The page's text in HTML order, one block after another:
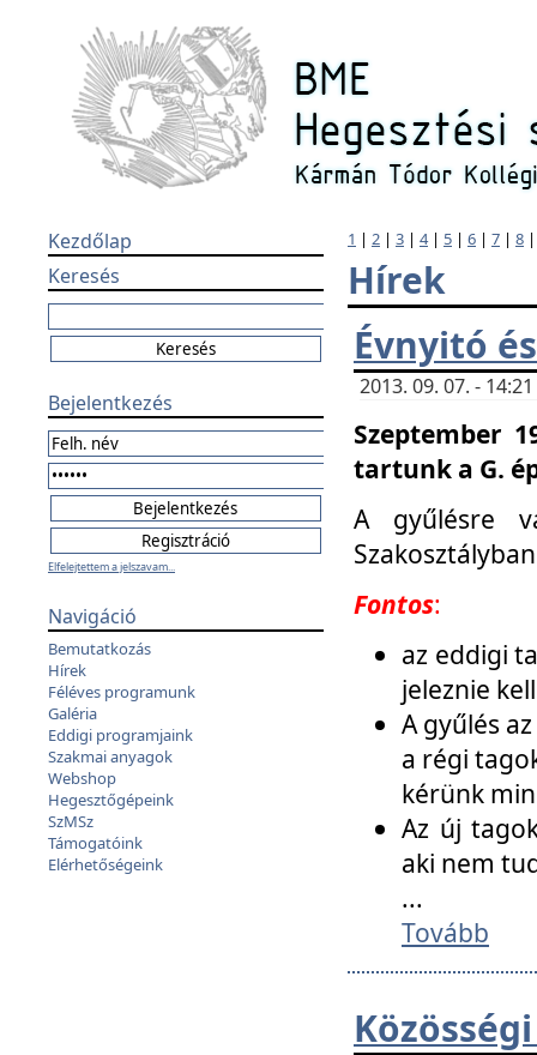
Kezdőlap
Keresés
Bejelentkezés
Elfelejtettem a jelszavam...
Navigáció
Bemutatkozás
Hírek
Féléves programunk
Galéria
Eddigi programjaink
Szakmai anyagok
Webshop
Hegesztőgépeink
SzMSz
Támogatóink
Elérhetőségeink
1 | 2 | 3 | 4| 5 | 6 | 7 | 8
Hírek
Évnyitó
2013. 09. 07. -
Szeptember
tartunk a G.
A gyűlésre
Fontos:
az eddigi
jeleznie
A gyűlés
a régi
kérünk
Az új
aki nem
...
Tovább